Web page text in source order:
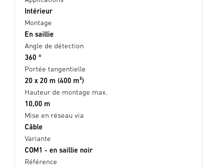
Intérieur
Montage
En saillie
Angle de détection
360 °
Portée tangentielle
20 x 20 m (400 m²)
Hauteur de montage max.
10,00 m
Mise en réseau via
Câble
Variante
COM1 - en saillie noir
Référence